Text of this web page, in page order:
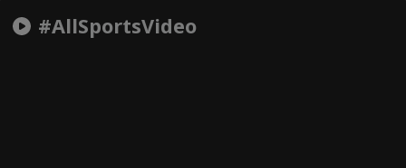
#AllSportsVideo